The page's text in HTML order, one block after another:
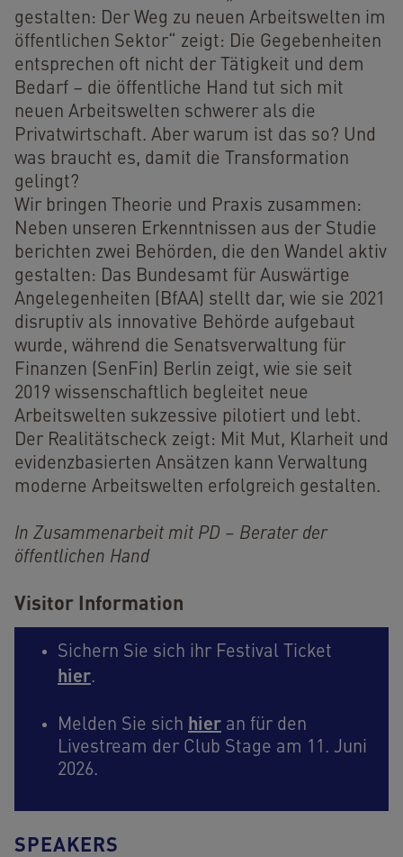
gestalten: Der Weg zu neuen Arbeitswelten im
öffentlichen Sektor“ zeigt: Die Gegebenheiten
entsprechen oft nicht der Tätigkeit und dem
Bedarf – die öffentliche Hand tut sich mit
neuen Arbeitswelten schwerer als die
Privatwirtschaft. Aber warum ist das so? Und
was braucht es, damit die Transformation
gelingt?
Wir bringen Theorie und Praxis zusammen:
Neben unseren Erkenntnissen aus der Studie
berichten zwei Behörden, die den Wandel aktiv
gestalten: Das Bundesamt für Auswärtige
Angelegenheiten (BfAA) stellt dar, wie sie 2021
disruptiv als innovative Behörde aufgebaut
wurde, während die Senatsverwaltung für
Finanzen (SenFin) Berlin zeigt, wie sie seit
2019 wissenschaftlich begleitet neue
Arbeitswelten sukzessive pilotiert und lebt.
Der Realitätscheck zeigt: Mit Mut, Klarheit und
evidenzbasierten Ansätzen kann Verwaltung
moderne Arbeitswelten erfolgreich gestalten.
In Zusammenarbeit mit PD – Berater der
öffentlichen Hand
Visitor Information
Sichern Sie sich ihr Festival Ticket
hier.
Melden Sie sich hier an für den
Livestream der Club Stage am 11. Juni
2026.
SPEAKERS